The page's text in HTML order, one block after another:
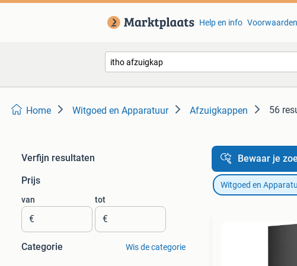
Help en info Voorwaarden
Home Witgoed en Apparatuur Afzuigkappen 56
Verfijn resultaten
Prijs
van
€
tot
€
Categorie Wis de categorie
Bewaar je
Witgoed en